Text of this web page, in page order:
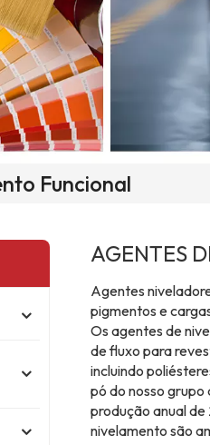
Funcional
AGENTES
Agentes
pigmentos e
Os agentes de
de fluxo para
incluindo
pó do nosso
produção anual
nivelamento são